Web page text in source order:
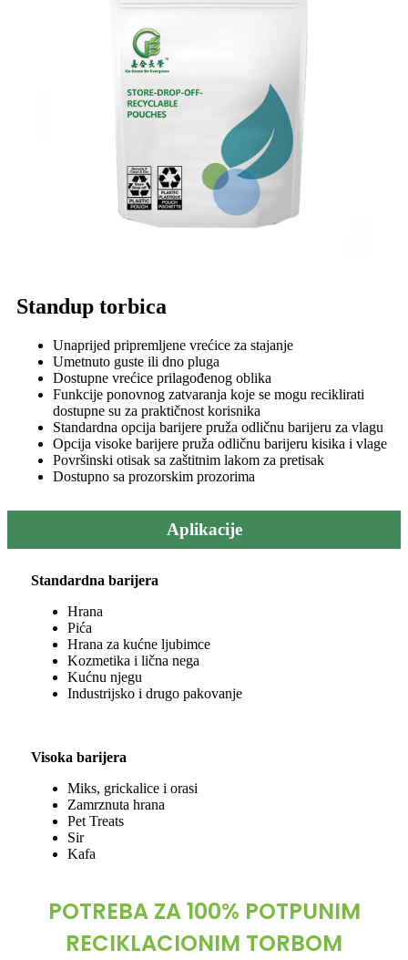
Standup torbica
Unaprijed pripremljene vrećice za stajanje
Umetnuto guste ili dno pluga
Dostupne vrećice prilagođenog oblika
Funkcije ponovnog zatvaranja koje se mogu reciklirati
dostupne su za praktičnost korisnika
Standardna opcija barijere pruža odličnu barijeru za vlagu
Opcija visoke barijere pruža odličnu barijeru kisika i vlage
Površinski otisak sa zaštitnim lakom za pretisak
Dostupno sa prozorskim prozorima
Aplikacije
Standardna barijera
Hrana
Pića
Hrana za kućne ljubimce
Kozmetika i lična nega
Kućnu njegu
Industrijsko i drugo pakovanje
Visoka barijera
Miks, grickalice i orasi
Zamrznuta hrana
Pet Treats
Sir
Kafa
POTREBA ZA 100% POTPUNIM
RECIKLACIONIM TORBOM